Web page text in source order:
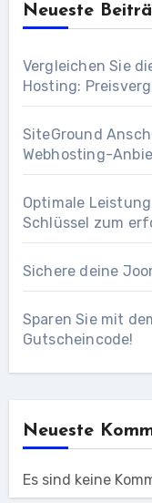
Neueste
Vergleichen Sie
Hosting:
SiteGround
Webhosting-
Optimale
Schlüssel zum
Sichere deine
Sparen Sie mit
Gutscheincode!
Neueste
Es sind keine